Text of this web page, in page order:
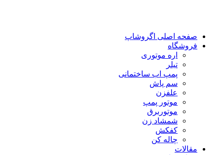
صفحه اصلی اگروشاپ
فروشگاه
اره موتوری
تیلر
پمپ اب ساختمانی
سم پاش
علفزن
موتور پمپ
موتوربرق
شمشاد زن
کفکش
چاله کن
مقالات